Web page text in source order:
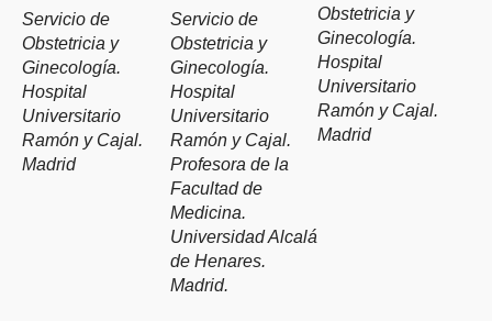
Servicio de
Obstetricia y
Ginecología.
Hospital
Universitario
Ramón y Cajal.
Madrid
Servicio de
Obstetricia y
Ginecología.
Hospital
Universitario
Ramón y Cajal.
Profesora de la
Facultad de
Medicina.
Universidad Alcalá
de Henares.
Madrid.
Obstetricia y
Ginecología.
Hospital
Universitario
Ramón y Cajal.
Madrid